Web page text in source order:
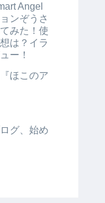
Angel
ンぞうさ
みた！使
は？イラ
ー！
ほこのア
グ、始め